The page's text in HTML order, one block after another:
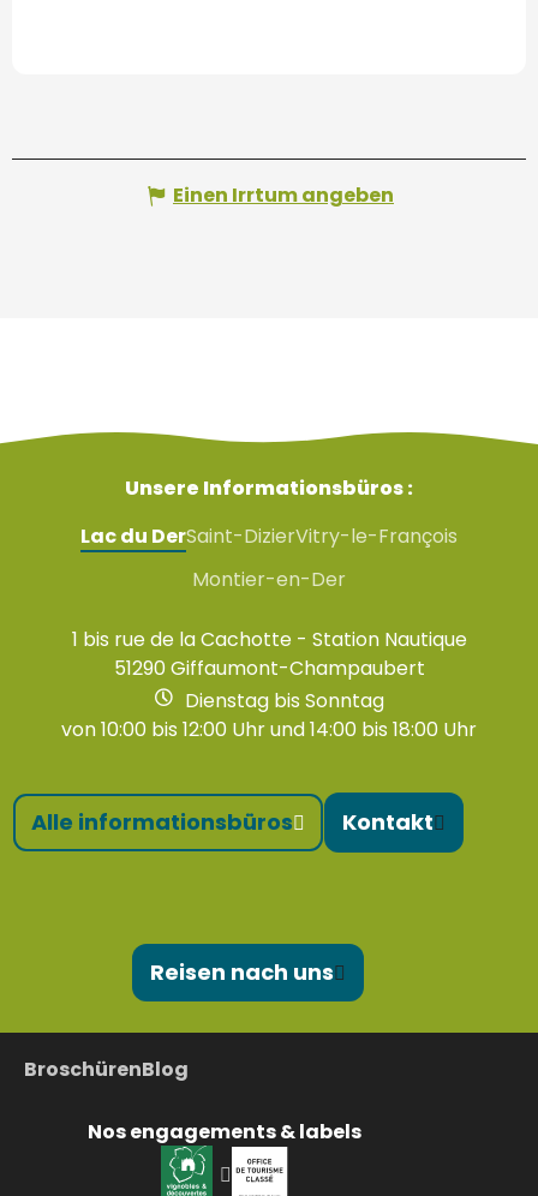
Einen Irrtum angeben
Unsere Informationsbüros :
Lac du DerSaint-DizierVitry-le-François
Montier-en-Der
1 bis rue de la Cachotte - Station Nautique
51290 Giffaumont-Champaubert
Dienstag bis Sonntag
von 10:00 bis 12:00 Uhr und 14:00 bis 18:00 Uhr
Alle informationsbüros Kontakt
Reisen nach uns
BroschürenBlog
Nos engagements & labels